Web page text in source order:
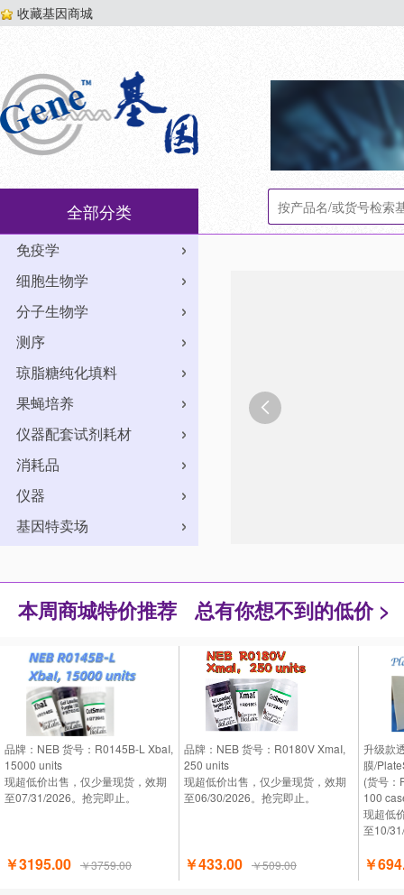
收藏基因商城
全部分类
免疫学
细胞生物学
分子生物学
测序
琼脂糖纯化填料
果蝇培养
仪器配套试剂耗材
消耗品
仪器
基因特卖场

本周商城特价推荐 总有你想不到的低价 >
品牌：NEB 货号：R0145B-L XbaI,
15000 units
现超低价出售，仅少量现货，效期
至07/31/2026。抢完即止。
￥3195.00 ￥3759.00
品牌：NEB 货号：R0180V XmaI,
250 units
现超低价出售，仅少量现货，效期
至06/30/2026。抢完即止。
￥433.00 ￥509.00
升级款
膜/
(货号：
100
现超低
至10/
￥